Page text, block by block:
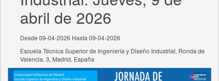
abril de 2026
Desde 09-04-2026 Hasta 09-04-2026
Escuela Técnica Superior de Ingeniería y Diseño Industrial, Ronda de
Valencia, 3, Madrid, España